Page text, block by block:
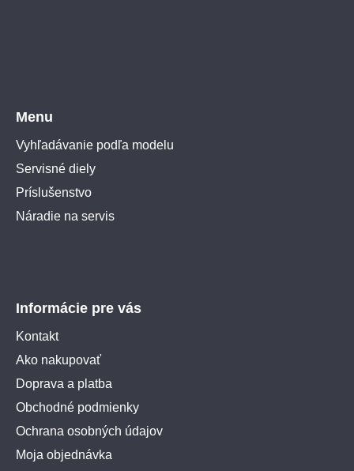
Menu
Vyhľadávanie podľa modelu
Servisné diely
Príslušenstvo
Náradie na servis
Informácie pre vás
Kontakt
Ako nakupovať
Doprava a platba
Obchodné podmienky
Ochrana osobných údajov
Moja objednávka